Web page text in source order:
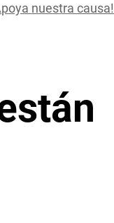
nuestra causa!